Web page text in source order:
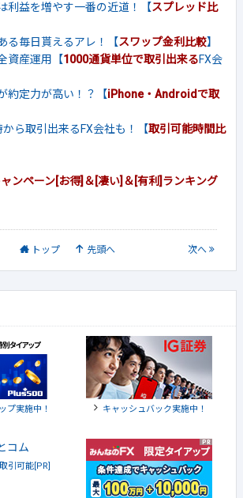
利益を増やす一番の近道！【スプレッド比
る毎日貰えるアレ！【スワップ金利比較】
資産運用【1000通貨単位で取引出来るFX会
約定力が高い！？【iPhone・Androidで取
ら取引出来るFX会社も！【取引可能時間比
ャンペーン[お得]＆[凄い]＆[有利]ランキング
トップ 先頭へ 次へ
プ実施中！ キャッシュバック実施中！
引可能[PR]